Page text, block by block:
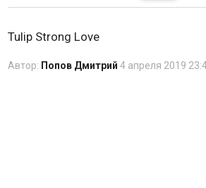
Tulip Strong Love
Автор: Попов Дмитрий 4 апреля 2019